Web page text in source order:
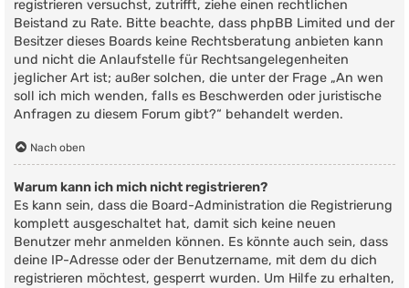
registrieren versuchst, zutrifft, ziehe einen rechtlichen
Beistand zu Rate. Bitte beachte, dass phpBB Limited und der
Besitzer dieses Boards keine Rechtsberatung anbieten kann
und nicht die Anlaufstelle für Rechtsangelegenheiten
jeglicher Art ist; außer solchen, die unter der Frage „An wen
soll ich mich wenden, falls es Beschwerden oder juristische
Anfragen zu diesem Forum gibt?“ behandelt werden.
Nach oben
Warum kann ich mich nicht registrieren?
Es kann sein, dass die Board-Administration die Registrierung
komplett ausgeschaltet hat, damit sich keine neuen
Benutzer mehr anmelden können. Es könnte auch sein, dass
deine IP-Adresse oder der Benutzername, mit dem du dich
registrieren möchtest, gesperrt wurden. Um Hilfe zu erhalten,